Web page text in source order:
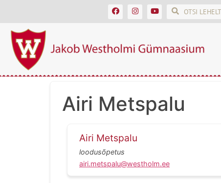
Airi Metspalu
Airi Metspalu
loodusõpetus
airi.metspalu@westholm.ee